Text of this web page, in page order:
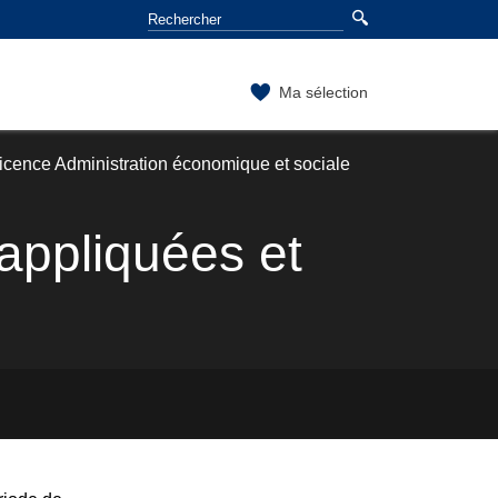
Ma sélection
Administration économique et sociale
et